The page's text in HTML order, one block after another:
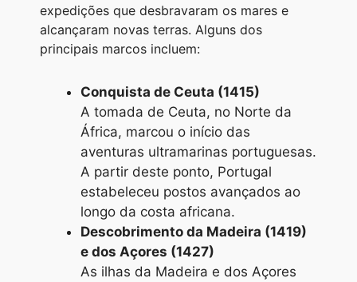
expedições que desbravaram os mares e
alcançaram novas terras. Alguns dos
principais marcos incluem:
Conquista de Ceuta (1415)
A tomada de Ceuta, no Norte da
África, marcou o início das
aventuras ultramarinas portuguesas.
A partir deste ponto, Portugal
estabeleceu postos avançados ao
longo da costa africana.
Descobrimento da Madeira (1419)
e dos Açores (1427)
As ilhas da Madeira e dos Açores